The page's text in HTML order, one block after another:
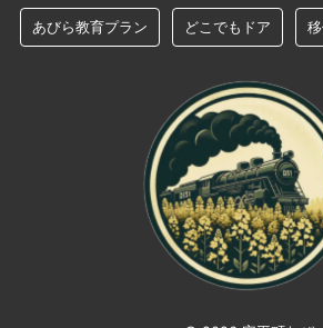
あびら教育プラン どこでもドア